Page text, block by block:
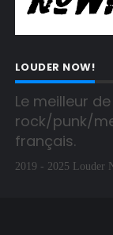
LOUDER NOW!
Le meilleur
rock/punk/
français.
2019 - 2025 Louder